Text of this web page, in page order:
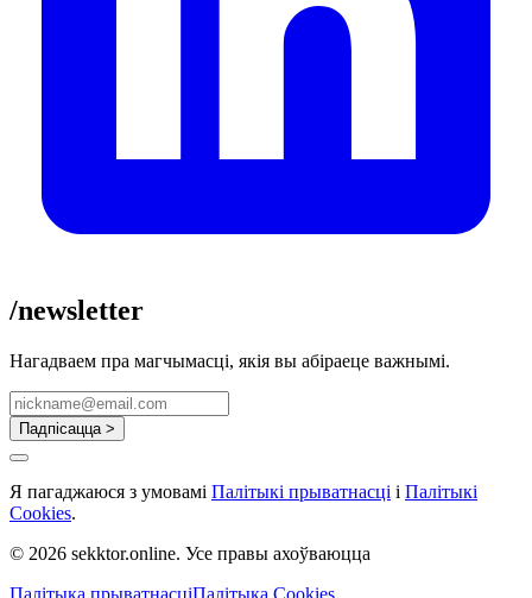
/newsletter
Нагадваем пра магчымасці, якія вы абіраеце важнымі.
Падпісацца >
Я пагаджаюся з умовамі Палітыкі прыватнасці і Палітыкі
Cookies.
© 2026 sekktor.online. Усе правы ахоўваюцца
Палітыка прыватнасціПалітыка Cookies